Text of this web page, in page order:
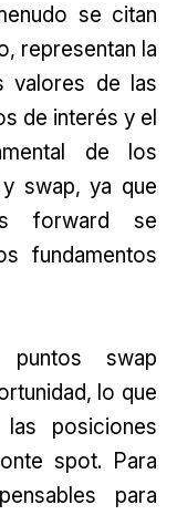
se citan
representan la
valores de las
de interés y el
de los
swap, ya que
forward se
fundamentos
swap
lo que
posiciones
spot. Para
para